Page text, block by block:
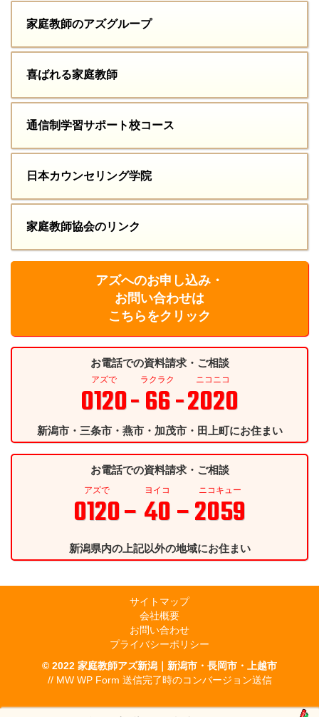
家庭教師のアズグループ
喜ばれる家庭教師
通信制学習サポート校コース
日本カウンセリング学院
家庭教師協会のリンク
アズへのお申し込み・
お問い合わせは
こちらをクリック
お電話での資料請求・ご相談
アズで
0120
ラクラク
- 66 -
ニコニコ
2020
新潟市・三条市・燕市・加茂市・田上町にお住まい
お電話での資料請求・ご相談
アズで
0120
ヨイコ
– 40 –
ニコキュー
2059
新潟県内の上記以外の地域にお住まい
サイトマップ
会社概要
お問い合わせ
プライバシーポリシー
© 2022 家庭教師アズ新潟｜新潟市・長岡市・上越市
// MW WP Form 送信完了時のコンバージョン送信